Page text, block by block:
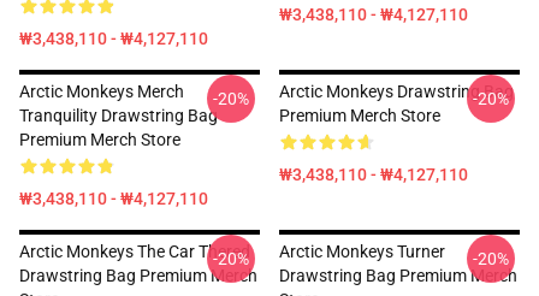
₩3,438,110 - ₩4,127,110
₩3,438,110 - ₩4,127,110
Arctic Monkeys Merch
Tranquility Drawstring Bag
Premium Merch Store
₩3,438,110 - ₩4,127,110
-20%
Arctic Monkeys Drawstring Bag
Premium Merch Store
₩3,438,110 - ₩4,127,110
-20%
Arctic Monkeys The Car Thered
Drawstring Bag Premium Merch
-20%
Arctic Monkeys Turner
Drawstring Bag Premium Merch
-20%